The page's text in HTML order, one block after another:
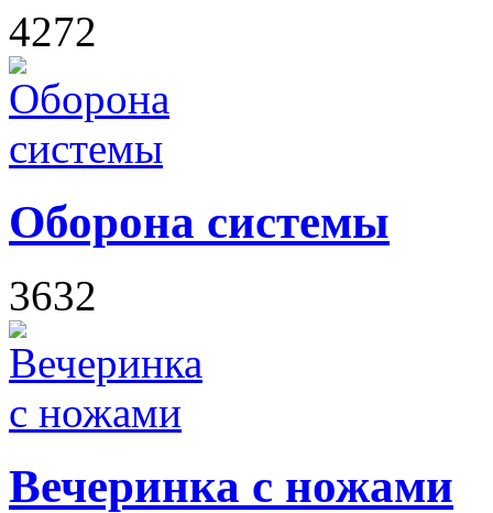
4272
Оборона системы
3632
Вечеринка с ножами